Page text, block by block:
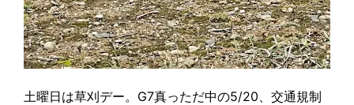
土曜日は草刈デー。G7真っただ中の5/20、交通規制